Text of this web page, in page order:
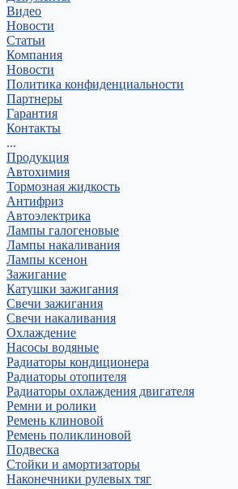
Видео
Новости
Статьи
Компания
Новости
Политика конфиденциальности
Партнеры
Гарантия
Контакты
...
Продукция
Автохимия
Тормозная жидкость
Антифриз
Автоэлектрика
Лампы галогеновые
Лампы накаливания
Лампы ксенон
Зажигание
Катушки зажигания
Свечи зажигания
Свечи накаливания
Охлаждение
Насосы водяные
Радиаторы кондиционера
Радиаторы отопителя
Радиаторы охлаждения двигателя
Ремни и ролики
Ремень клиновой
Ремень поликлиновой
Подвеска
Стойки и амортизаторы
Наконечники рулевых тяг